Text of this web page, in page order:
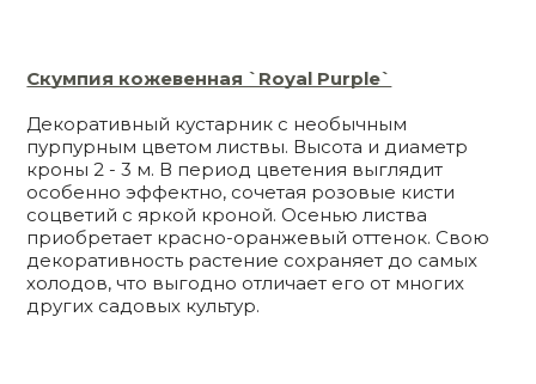
Скумпия кожевенная `Royal Purple`
Декоративный кустарник с необычным
пурпурным цветом листвы. Высота и диаметр
кроны 2 - 3 м. В период цветения выглядит
особенно эффектно, сочетая розовые кисти
соцветий с яркой кроной. Осенью листва
приобретает красно-оранжевый оттенок. Свою
декоративность растение сохраняет до самых
холодов, что выгодно отличает его от многих
других садовых культур.